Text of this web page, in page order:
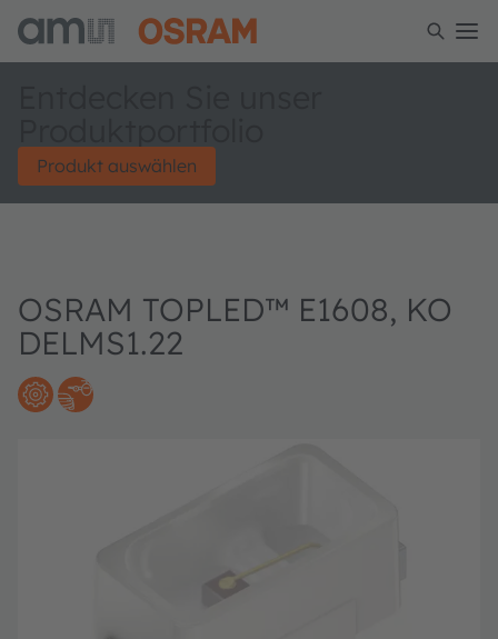
Produkt auswählen
OSRAM TOPLED™ E1608, KO
DELMS1.22